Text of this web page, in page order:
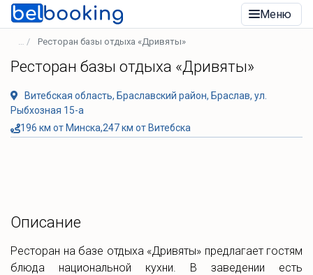
Меню
Ресторан базы отдыха «Дривяты»
Ресторан базы отдыха «Дривяты»
Витебская область, Браславский район, Браслав, ул.
Рыбхозная 15-а
196 км от Минска,247 км от Витебска
Описание
Ресторан на базе отдыха «Дривяты» предлагает гостям
блюда национальной кухни. В заведении есть